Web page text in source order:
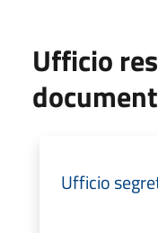
Ufficio
Ufficio